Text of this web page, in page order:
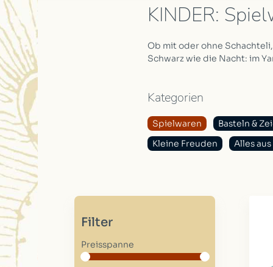
KINDER:
Ob mit oder ohne
Schwarz wie die Nacht: im
Kategorien
Spielwaren
Basteln &
Kleine Freuden
Alles aus
Filter
Preisspanne